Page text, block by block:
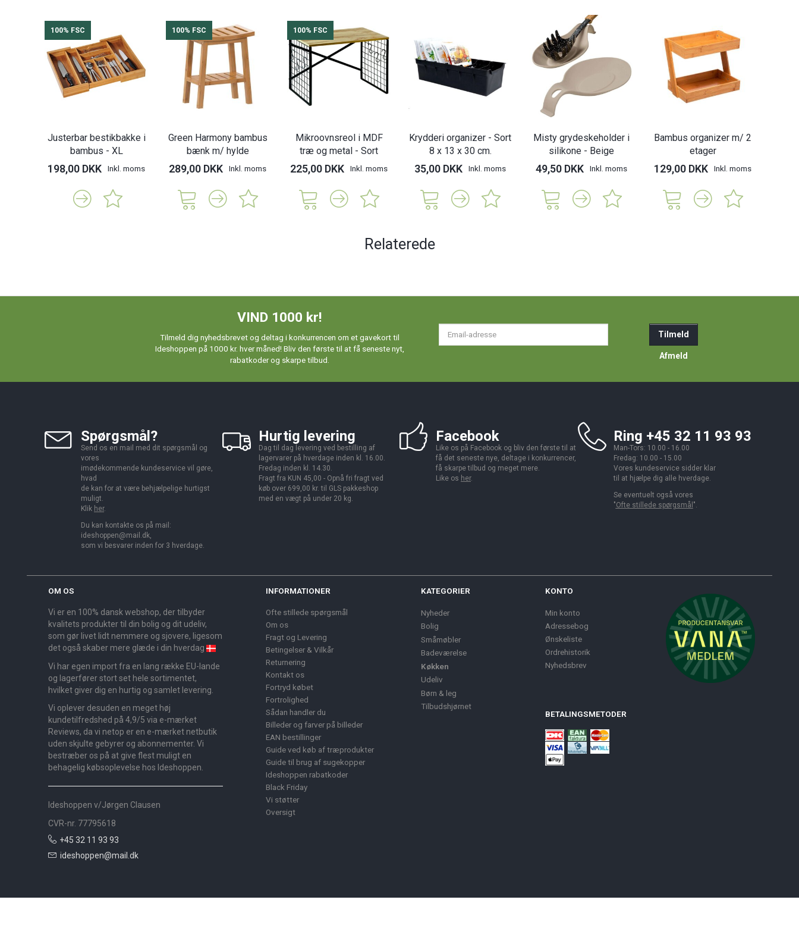
100% FSC
Justerbar bestikbakke i
bambus - XL
198,00 DKK Inkl. moms
100% FSC
Green Harmony bambus
bænk m/ hylde
289,00 DKK Inkl. moms
100% FSC
Mikroovnsreol i MDF
træ og metal - Sort
225,00 DKK Inkl. moms
Krydderi organizer - Sort
8 x 13 x 30 cm.
35,00 DKK Inkl. moms
Misty grydeskeholder i
silikone - Beige
49,50 DKK Inkl. moms
Bambus organizer m/ 2
etager
129,00 DKK Inkl. moms
Relaterede
VIND 1000 kr!
Tilmeld dig nyhedsbrevet og deltag i konkurrencen om et gavekort til
Ideshoppen på 1000 kr. hver måned! Bliv den første til at få seneste nyt,
rabatkoder og skarpe tilbud.
Tilmeld
Afmeld
Spørgsmål?
Send os en mail med dit spørgsmål og
vores
imødekommende kundeservice vil gøre,
hvad
de kan for at være behjælpelige hurtigst
muligt.
Klik her.
Du kan kontakte os på mail:
ideshoppen@mail.dk,
som vi besvarer inden for 3 hverdage.
Hurtig levering
Dag til dag levering ved bestilling af
lagervarer på hverdage inden kl. 16.00.
Fredag inden kl. 14.30.
Fragt fra KUN 45,00 - Opnå fri fragt ved
køb over 699,00 kr. til GLS pakkeshop
med en vægt på under 20 kg.
Facebook
Like os på Facebook og bliv den første til at
få det seneste nye, deltage i konkurrencer,
få skarpe tilbud og meget mere.
Like os her.
Ring +45 32 11 93 93
Man-Tors: 10.00 - 16.00
Fredag: 10.00 - 15.00
Vores kundeservice sidder klar
til at hjælpe dig alle hverdage.
Se eventuelt også vores
"Ofte stillede spørgsmål ".
OM OS
Vi er en 100% dansk webshop, der tilbyder
kvalitets produkter til din bolig og dit udeliv,
som gør livet lidt nemmere og sjovere, ligesom
det også skaber mere glæde i din hverdag
Vi har egen import fra en lang række EU-lande
og lagerfører stort set hele sortimentet,
hvilket giver dig en hurtig og samlet levering.
Vi oplever desuden en meget høj
kundetilfredshed på 4,9/5 via e-mærket
Reviews, da vi netop er en e-mærket netbutik
uden skjulte gebyrer og abonnementer. Vi
bestræber os på at give flest muligt en
behagelig købsoplevelse hos Ideshoppen.
Ideshoppen v/Jørgen Clausen
CVR-nr. 77795618
+45 32 11 93 93
ideshoppen@mail.dk
INFORMATIONER
Ofte stillede spørgsmål
Om os
Fragt og Levering
Betingelser & Vilkår
Returnering
Kontakt os
Fortryd købet
Fortrolighed
Sådan handler du
Billeder og farver på billeder
EAN bestillinger
Guide ved køb af træprodukter
Guide til brug af sugekopper
Ideshoppen rabatkoder
Black Friday
Vi støtter
Oversigt
KATEGORIER
Nyheder
Bolig
Småmøbler
Badeværelse
Køkken
Udeliv
Børn & leg
Tilbudshjørnet
KONTO
Min konto
Adressebog
Ønskeliste
Ordrehistorik
Nyhedsbrev
BETALINGSMETODER